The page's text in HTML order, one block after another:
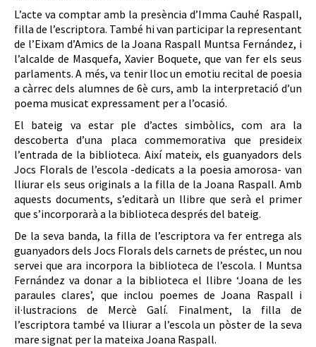
L’acte va comptar amb la presència d’Imma Cauhé Raspall,
filla de l’escriptora. També hi van participar la representant
de l’Eixam d’Amics de la Joana Raspall Muntsa Fernández, i
l’alcalde de Masquefa, Xavier Boquete, que van fer els seus
parlaments. A més, va tenir lloc un emotiu recital de poesia
a càrrec dels alumnes de 6è curs, amb la interpretació d’un
poema musicat expressament per a l’ocasió.
El bateig va estar ple d’actes simbòlics, com ara la
descoberta d’una placa commemorativa que presideix
l’entrada de la biblioteca. Així mateix, els guanyadors dels
Jocs Florals de l’escola -dedicats a la poesia amorosa- van
lliurar els seus originals a la filla de la Joana Raspall. Amb
aquests documents, s’editarà un llibre que serà el primer
que s’incorporarà a la biblioteca després del bateig.
De la seva banda, la filla de l’escriptora va fer entrega als
guanyadors dels Jocs Florals dels carnets de préstec, un nou
servei que ara incorpora la biblioteca de l’escola. I Muntsa
Fernández va donar a la biblioteca el llibre ‘Joana de les
paraules clares’, que inclou poemes de Joana Raspall i
il·lustracions de Mercè Galí. Finalment, la filla de
l’escriptora també va lliurar a l’escola un pòster de la seva
mare signat per la mateixa Joana Raspall.